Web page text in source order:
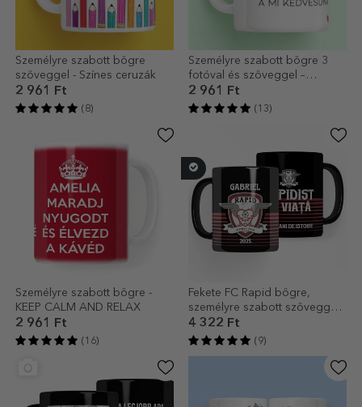
Személyre szabott bögre
szöveggel - Színes ceruzák
2 961 Ft
(8)
Személyre szabott bögre 3
fotóval és szöveggel –
Felejthetetlen emlékek
2 961 Ft
(13)
Személyre szabott bögre -
KEEP CALM AND RELAX
2 961 Ft
(16)
Fekete FC Rapid bögre,
személyre szabott szöveggel
– Rapidista egész életre
4 322 Ft
(9)